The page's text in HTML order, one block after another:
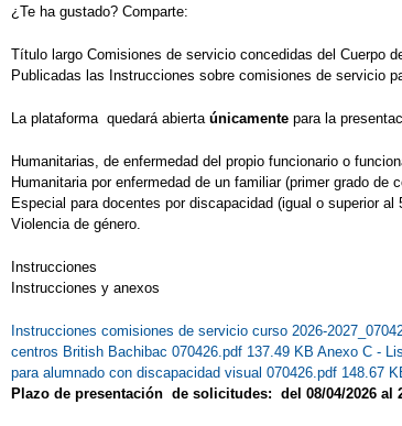
¿Te ha gustado? Comparte:
Título largo Comisiones de servicio concedidas del Cuerpo
Publicadas las Instrucciones sobre comisiones de servicio
La plataforma quedará abierta únicamente para la
Humanitarias, de enfermedad del propio funcionario o
Humanitaria por enfermedad de un familiar (primer grado de
Especial para docentes por discapacidad (igual o superior al
Violencia de género.
Instrucciones
Instrucciones y anexos
Instrucciones comisiones de servicio curso 2026-
centros British Bachibac 070426.pdf 137.49 KB Anexo C -
para alumnado con discapacidad visual 070426.pdf 148.67
Plazo de presentación de solicitudes: del 08/04/2026 al